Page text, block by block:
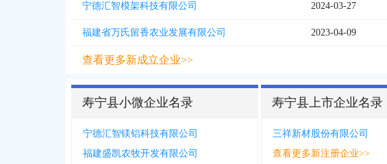
宁德汇智模架科技有限公司 2024-03-27
福建省万氏留香农业发展有限公司 2023-04-09
查看更多新成立企业>>
寿宁县小微企业名录
宁德汇智镁铝科技有限公司
福建盛凯农牧开发有限公司
寿宁县上市企业名录
三祥新材股份有限公司
查看更多新注册企业>>